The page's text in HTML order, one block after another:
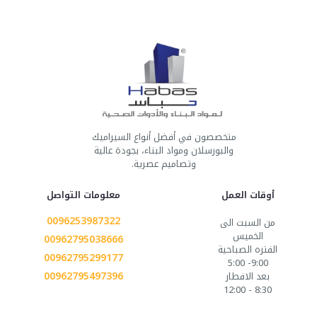
متخصصون في أفضل أنواع السيراميك
والبورسلان ومواد البناء، بجودة عالية
وتصاميم عصرية.
أوقات العمل
من السبت الى
الخميس
الفتره الصباحية
9:00- 5:00
بعد الافطار
8:30 - 12:00
معلومات التواصل
0096253987322
00962795038666
00962795299177
00962795497396